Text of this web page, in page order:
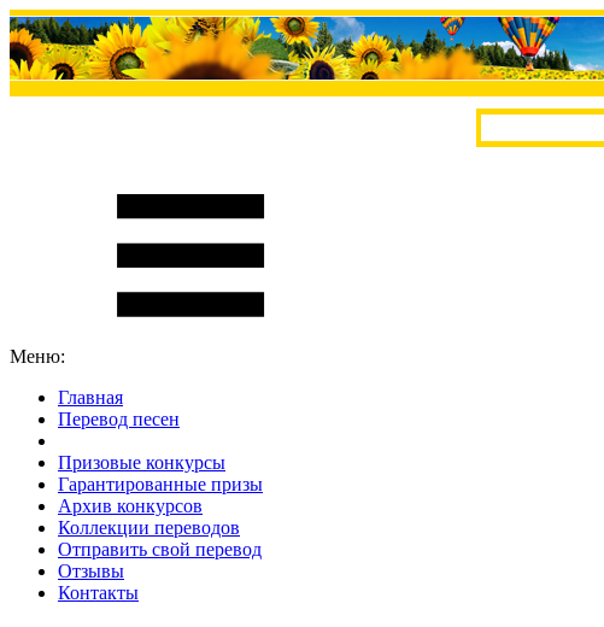
Меню:
Главная
Перевод песен
Призовые конкурсы
Гарантированные призы
Архив конкурсов
Коллекции переводов
Отправить свой перевод
Отзывы
Контакты